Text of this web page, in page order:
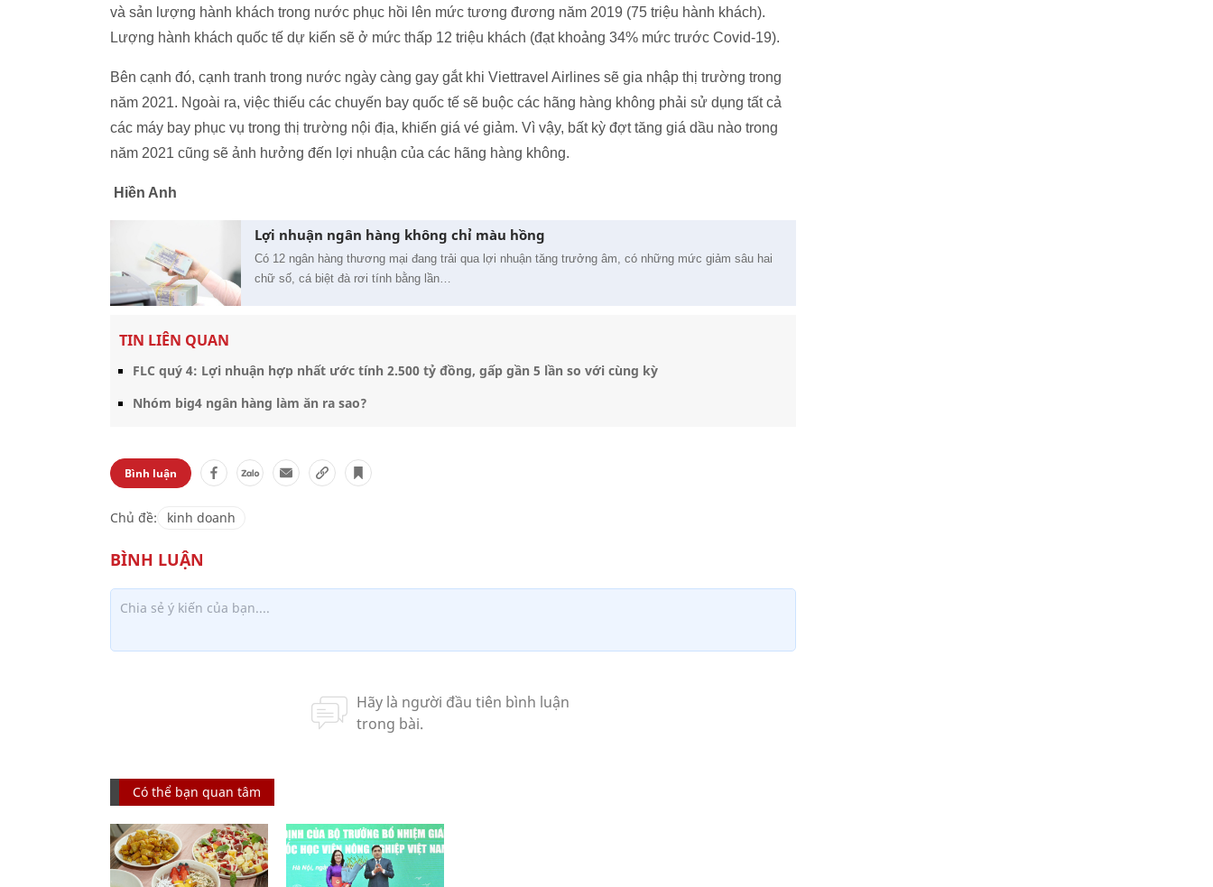
và sản lượng hành khách trong nước phục hồi lên mức tương đương năm 2019 (75 triệu hành khách).
Lượng hành khách quốc tế dự kiến sẽ ở mức thấp 12 triệu khách (đạt khoảng 34% mức trước Covid-19).
Bên cạnh đó, cạnh tranh trong nước ngày càng gay gắt khi Viettravel Airlines sẽ gia nhập thị trường trong
năm 2021. Ngoài ra, việc thiếu các chuyến bay quốc tế sẽ buộc các hãng hàng không phải sử dụng tất cả
các máy bay phục vụ trong thị trường nội địa, khiến giá vé giảm. Vì vậy, bất kỳ đợt tăng giá dầu nào trong
năm 2021 cũng sẽ ảnh hưởng đến lợi nhuận của các hãng hàng không.
Hiền Anh
Lợi nhuận ngân hàng không chỉ màu hồng
Có 12 ngân hàng thương mại đang trải qua lợi nhuận tăng trưởng âm, có những mức giảm sâu hai
chữ số, cá biệt đà rơi tính bằng lần…
TIN LIÊN QUAN
FLC quý 4: Lợi nhuận hợp nhất ước tính 2.500 tỷ đồng, gấp gần 5 lần so với cùng kỳ
Nhóm big4 ngân hàng làm ăn ra sao?
Bình luận
Chủ đề: kinh doanh
Có thể bạn quan tâm